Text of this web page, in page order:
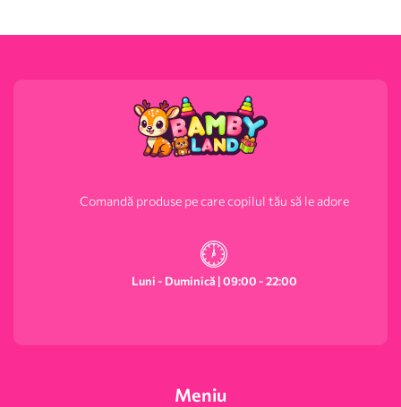
Comandă produse pe care copilul tău să le adore
Luni - Duminică | 09:00 - 22:00
Meniu